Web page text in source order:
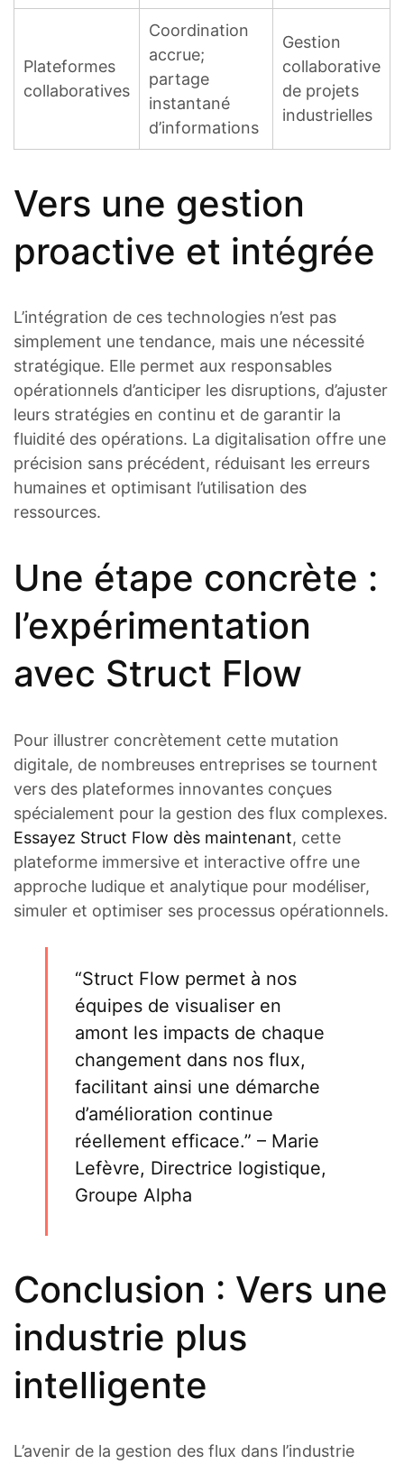
Plateformes
collaboratives
Coordination
accrue;
partage
instantané
d’informations
Gestion
collaborative
de projets
industrielles
Vers une gestion
proactive et intégrée
L’intégration de ces technologies n’est pas
simplement une tendance, mais une nécessité
stratégique. Elle permet aux responsables
opérationnels d’anticiper les disruptions, d’ajuster
leurs stratégies en continu et de garantir la
fluidité des opérations. La digitalisation offre une
précision sans précédent, réduisant les erreurs
humaines et optimisant l’utilisation des
ressources.
Une étape concrète :
l’expérimentation
avec Struct Flow
Pour illustrer concrètement cette mutation
digitale, de nombreuses entreprises se tournent
vers des plateformes innovantes conçues
spécialement pour la gestion des flux complexes.
Essayez Struct Flow dès maintenant, cette
plateforme immersive et interactive offre une
approche ludique et analytique pour modéliser,
simuler et optimiser ses processus opérationnels.
“Struct Flow permet à nos
équipes de visualiser en
amont les impacts de chaque
changement dans nos flux,
facilitant ainsi une démarche
d’amélioration continue
réellement efficace.” – Marie
Lefèvre, Directrice logistique,
Groupe Alpha
Conclusion : Vers une
industrie plus
intelligente
L’avenir de la gestion des flux dans l’industrie